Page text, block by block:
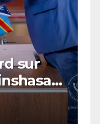
sur